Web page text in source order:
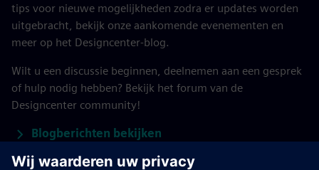
tips voor nieuwe mogelijkheden zodra er updates worden
uitgebracht, bekijk onze aankomende evenementen en
meer op het Designcenter-blog.
Wilt u een discussie beginnen, deelnemen aan een gesprek
of hulp nodig hebben? Bekijk het forum van de
Designcenter community!
Blogberichten bekijken
Word lid van de community